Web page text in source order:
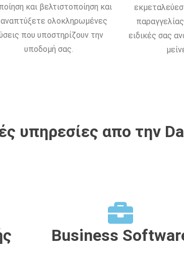
και βελτιστοποίηση και
ολοκληρωμένες
που υποστηρίζουν την
υποδομή σας.
παραγγελίας
ειδικές σας
υπηρεσίες απο την
Business